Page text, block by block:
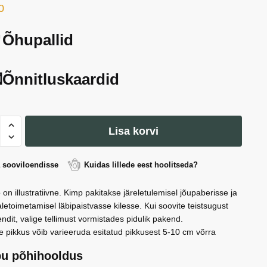
Lisa korvi
sooviloendisse Kuidas lillede eest hoolitseda?
on illustratiivne. Kimp pakitakse järeletulemisel jõupaberisse ja
läbipaistvasse kilesse. Kui soovite teistsugust
valige tellimust vormistades pidulik pakend.
pikkus võib varieeruda esitatud pikkusest 5-10 cm võrra
põhihooldus